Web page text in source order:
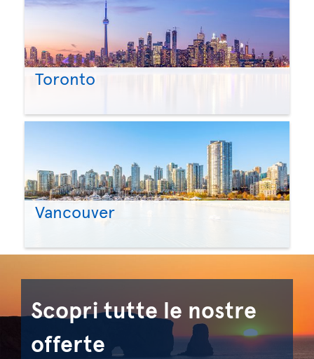
Toronto
Vancouver
Scopri tutte le nostre
offerte